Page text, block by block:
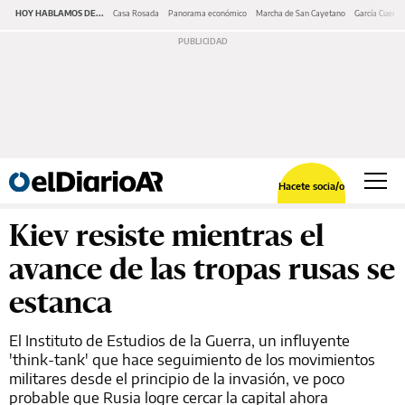
HOY HABLAMOS DE... Casa Rosada Panorama económico Marcha de San Cayetano García Cuerva
Hacete socia/o
Kiev resiste mientras el
avance de las tropas rusas se
estanca
El Instituto de Estudios de la Guerra, un influyente
'think-tank' que hace seguimiento de los movimientos
militares desde el principio de la invasión, ve poco
probable que Rusia logre cercar la capital ahora